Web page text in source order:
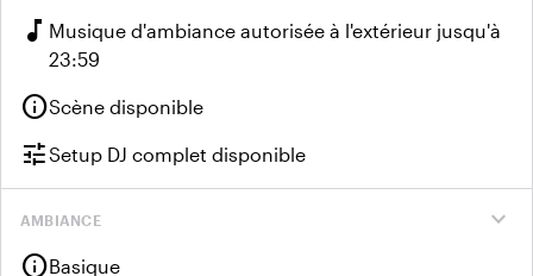
music_note Musique d'ambiance autorisée à l'extérieur jusqu'à
23:59
infoScène disponible
tuneSetup DJ complet disponible
expand_more
AMBIANCE
infoBasique